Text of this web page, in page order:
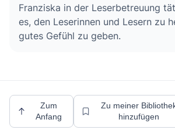
Franziska in der Leserbetreuung
es, den Leserinnen und Lesern zu
gutes Gefühl zu geben.
Zum
Anfang
Zu meiner
hinzufügen